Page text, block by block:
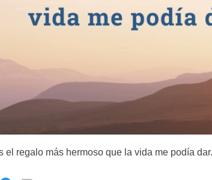
el regalo más hermoso que la vida me podía dar.